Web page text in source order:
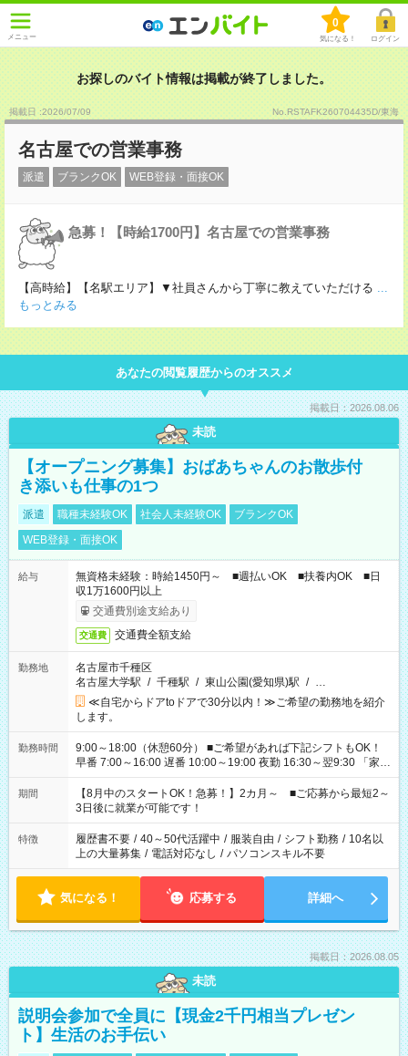
メニュー
0
気になる！ ログイン
お探しのバイト情報は掲載が終了しました。
掲載日 :2026/07/09 No.RSTAFK260704435D/東海
名古屋での営業事務
派遣 ブランクOK WEB登録・面接OK
急募！【時給1700円】名古屋での営業事務
【高時給】【名駅エリア】▼社員さんから丁寧に教えていただける ...
もっとみる
あなたの閲覧履歴からのオススメ
掲載日：2026.08.06
未読
【オープニング募集】おばあちゃんのお散歩付
き添いも仕事の1つ
派遣 職種未経験OK 社会人未経験OK
ブランクOK
WEB登録・面接OK
給与
無資格未経験：時給1450円～ ■週払いOK ■扶養内OK ■日
収1万1600円以上
交通費別途支給あり
交通費 交通費全額支給
勤務地
名古屋市千種区
名古屋大学駅 / 千種駅 / 東山公園(愛知県)駅 / …
≪自宅からドアtoドアで30分以内！≫ご希望の勤務地を紹介
します。
勤務時間
9:00～18:00（休憩60分） ■ご希望があれば下記シフトもOK！
早番 7:00～16:00 遅番 10:00～19:00 夜勤 16:30～翌9:30 「家族
と休みを合わせたい」 「余裕を持って夕飯の準備がしたい」
「できれば残業はしたくない」 など、ご希望を教えてください
ね。 ※Wワーク希望の方へ 今ご覧のお仕事で希望する勤務時間
と、もう1つのお仕事の勤務時間。 合計で週40時間を超える場
合は応募できません。
期間
【8月中のスタートOK！急募！】2カ月～ ■ご応募から最短2～
3日後に就業が可能です！
特徴 履歴書不要 / 40～50代活躍中 / 服装自由 / シフト勤務 / 10名以
上の大量募集 / 電話対応なし / パソコンスキル不要
気になる！ 応募する 詳細へ
掲載日：2026.08.05
未読
説明会参加で全員に【現金2千円相当プレゼン
ト】生活のお手伝い